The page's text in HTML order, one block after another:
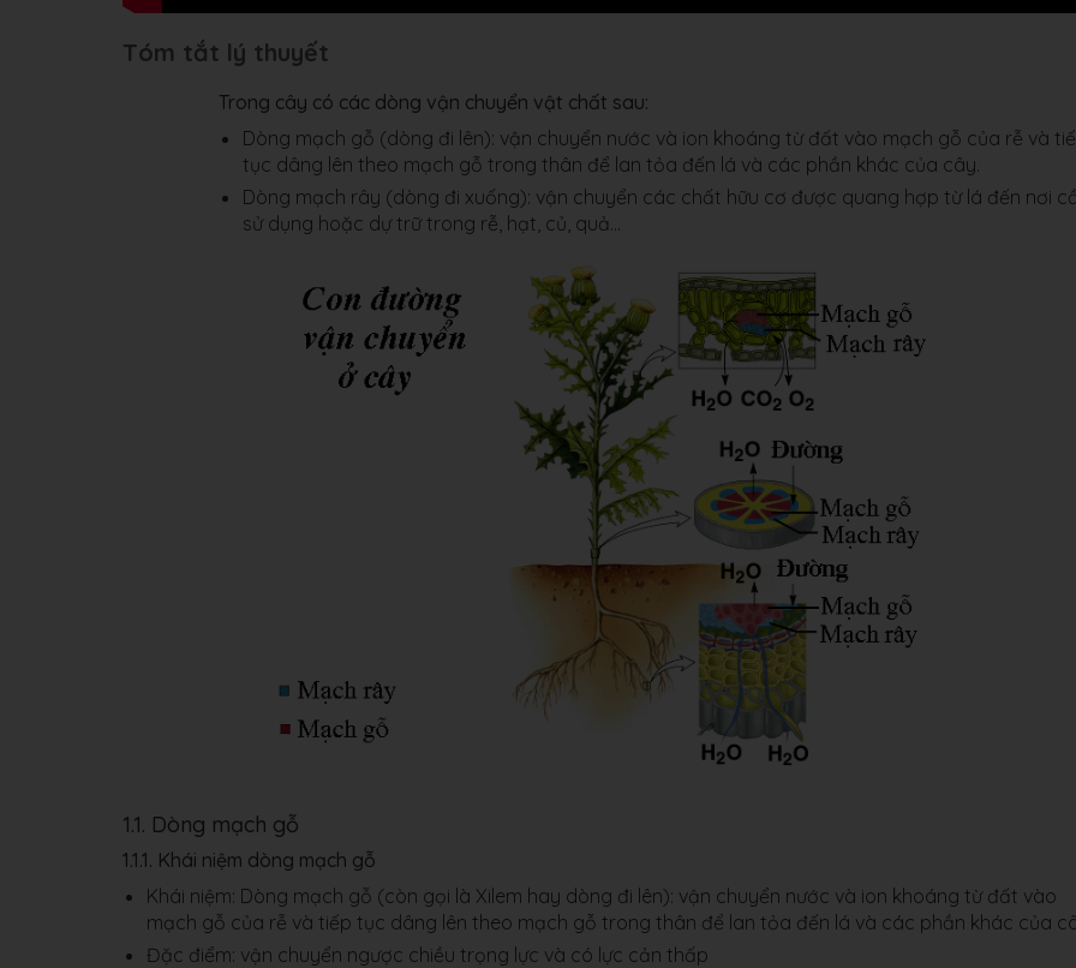
Tóm tắt lý thuyết
Trong cây có các dòng vận chuyển vật chất sau:
Dòng mạch gỗ (dòng đi lên): vận chuyển nước và ion khoáng từ đất vào mạch gỗ của rễ và
tục dâng lên theo mạch gỗ trong thân để lan tỏa đến lá và các phần khác của cây.
Dòng mạch rây (dòng đi xuống): vận chuyển các chất hữu cơ được quang hợp từ lá đến nơi
sử dụng hoặc dự trữ trong rễ, hạt, củ, quả…
1.1. Dòng mạch gỗ
1.1.1. Khái niệm dòng mạch gỗ
Khái niệm: Dòng mạch gỗ (còn gọi là Xilem hay dòng đi lên): vận chuyển nước và ion khoáng từ đất vào
mạch gỗ của rễ và tiếp tục dâng lên theo mạch gỗ trong thân để lan tỏa đến lá và các phần khác của
Đặc điểm: vận chuyển ngược chiều trọng lực và có lực cản thấp